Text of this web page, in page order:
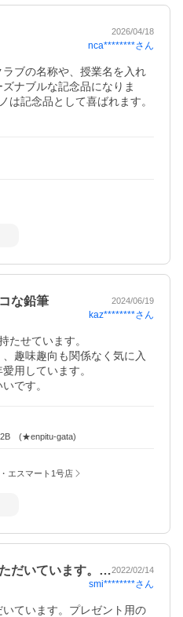
2026/04/18
nca********さん
ブの名称や、授業名を入れ
ナブルな記念品になりま
は記念品として喜ばれます。
な鉛筆 2024/06/19
kaz********さん
たせています。
趣味趣向も関係なく気に入
用しています。
です。
2B (★enpitu-gata)
エスマート1号店
だいています。…2022/02/14
smi********さん
ています。プレゼント用の